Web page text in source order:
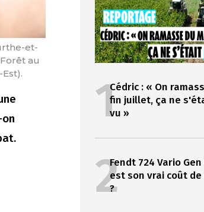
et-
au
1Cédric : « On
fin juillet, ça ne
vu »
2Fendt 724 Vario
est son vrai coût
?